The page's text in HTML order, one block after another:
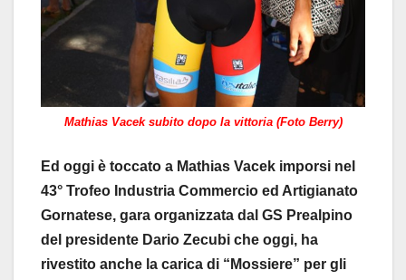
Mathias Vacek subito dopo la vittoria (Foto Berry)
Ed oggi è toccato a Mathias Vacek imporsi nel
43° Trofeo Industria Commercio ed Artigianato
Gornatese, gara organizzata dal GS Prealpino
del presidente Dario Zecubi che oggi, ha
rivestito anche la carica di “Mossiere” per gli